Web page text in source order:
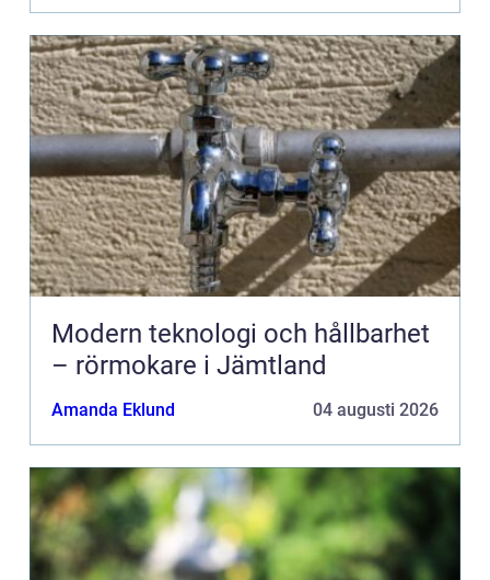
Modern teknologi och hållbarhet
– rörmokare i Jämtland
Amanda Eklund 04 augusti 2026